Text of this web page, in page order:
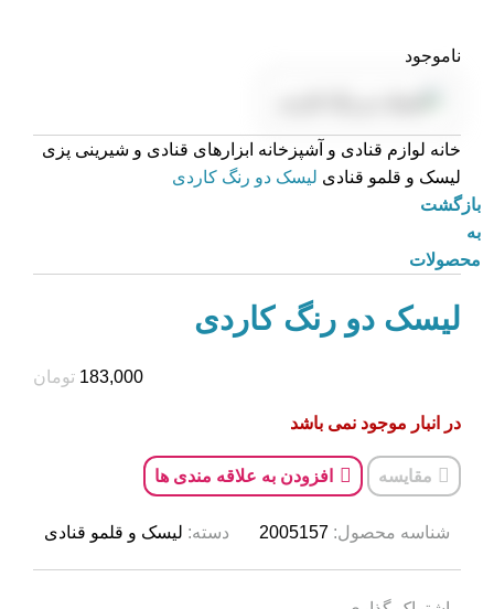
ناموجود
خانه لوازم قنادی و آشپزخانه ابزارهای قنادی و شیرینی پزی
لیسک و قلمو قنادی لیسک دو رنگ کاردی
بازگشت
به
محصولات
لیسک دو رنگ کاردی
تومان
در انبار موجود نمی باشد
مقایسه افزودن به علاقه مندی ها
شناسه محصول: 2005157 دسته: لیسک و قلمو قنادی